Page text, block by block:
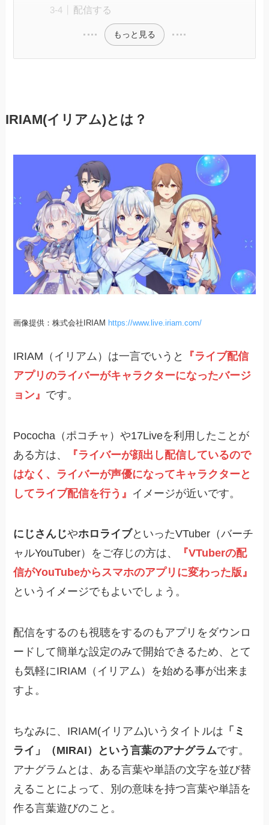
配信する
もっと見る
IRIAM(イリアム)とは？
画像提供：株式会社IRIAM https://www.live.iriam.com/
IRIAM（イリアム）は一言でいうと
『ライブ配信
アプリのライバーがキャラクターになったバージ
ョン』 です。
Pococha（ポコチャ）や17Liveを利用したことが
ある方は、
『ライバーが顔出し配信しているので
はなく、ライバーが声優になってキャラクターと
してライブ配信を行う』 イメージが近いです。
にじさんじやホロライブといったVTuber（バーチ
ャルYouTuber）をご存じの方は、
『VTuberの配
信がYouTubeからスマホのアプリに変わった版』
というイメージでもよいでしょう。
配信をするのも視聴をするのもアプリをダウンロ
ードして簡単な設定のみで開始できるため、とて
も気軽にIRIAM（イリアム）を始める事が出来ま
すよ。
ちなみに、IRIAM(イリアム)いうタイトルは 「ミ
ライ」（MIRAI）という言葉のアナグラムです。
アナグラムとは、ある言葉や単語の文字を並び替
えることによって、別の意味を持つ言葉や単語を
作る言葉遊びのこと。